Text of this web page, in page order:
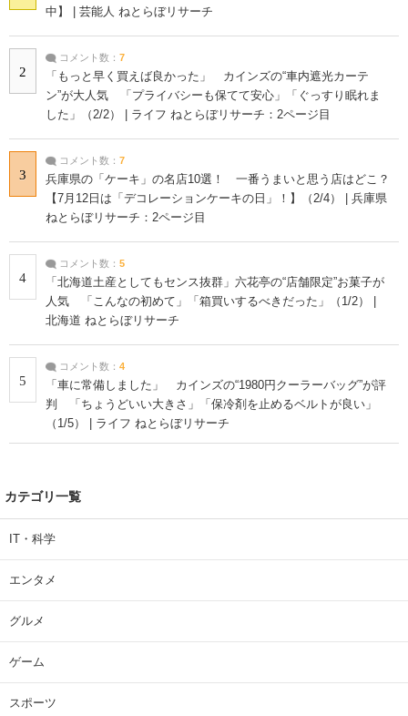
中】 | 芸能人 ねとらぼリサーチ
2
コメント数： 7
「もっと早く買えば良かった」 カインズの“車内遮光カーテ
ン”が大人気 「プライバシーも保てて安心」「ぐっすり眠れま
した」（2/2） | ライフ ねとらぼリサーチ：2ページ目
3
コメント数： 7
兵庫県の「ケーキ」の名店10選！ 一番うまいと思う店はどこ？
【7月12日は「デコレーションケーキの日」！】（2/4） | 兵庫県
ねとらぼリサーチ：2ページ目
4
コメント数： 5
「北海道土産としてもセンス抜群」六花亭の“店舗限定”お菓子が
人気 「こんなの初めて」「箱買いするべきだった」（1/2） |
北海道 ねとらぼリサーチ
5
コメント数： 4
「車に常備しました」 カインズの“1980円クーラーバッグ”が評
判 「ちょうどいい大きさ」「保冷剤を止めるベルトが良い」
（1/5） | ライフ ねとらぼリサーチ
カテゴリ一覧
IT・科学
エンタメ
グルメ
ゲーム
スポーツ